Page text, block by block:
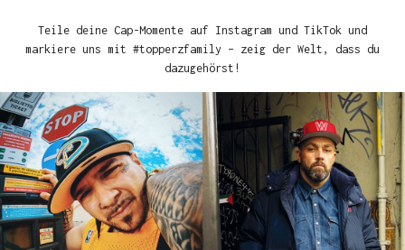
Teile deine Cap-Momente auf Instagram und TikTok und
markiere uns mit #topperzfamily – zeig der Welt, dass du
dazugehörst!